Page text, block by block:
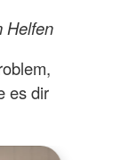
Helfen
es dir